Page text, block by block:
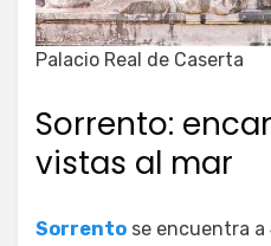
Palacio Real de Caserta
Sorrento:
vistas al mar
Sorrento se encuentra a